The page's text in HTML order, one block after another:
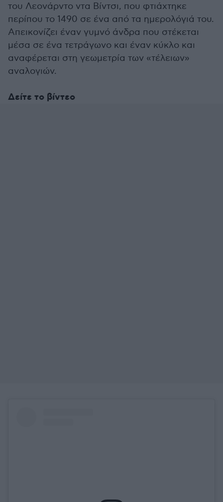
του Λεονάρντο ντα Βίντσι, που φτιάχτηκε
περίπου το 1490 σε ένα από τα ημερολόγιά του.
Απεικονίζει έναν γυμνό άνδρα που στέκεται
μέσα σε ένα τετράγωνο και έναν κύκλο και
αναφέρεται στη γεωμετρία των «τέλειων»
αναλογιών.
Δείτε το βίντεο